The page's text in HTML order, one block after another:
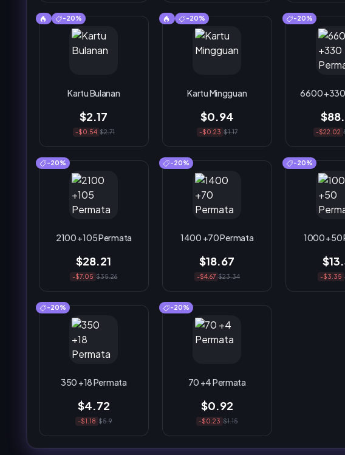
-20%
Kartu Bulanan
$2.17
-$0.54 $2.71
-20%
Kartu Mingguan
$0.94
-$0.23 $1.17
-20%
6600
-$22.02
-20%
2100 +105 Permata
$28.21
-$7.05 $35.26
-20%
1400 +70 Permata
$18.67
-$4.67 $23.34
-20%
1000 +50
-$3.35
-20%
350 +18 Permata
$4.72
-$1.18 $5.9
-20%
70 +4 Permata
$0.92
-$0.23 $1.15